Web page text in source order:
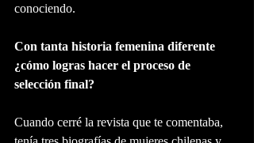
conociendo.
Con tanta historia femenina diferente
¿cómo logras hacer el proceso de
selección final?
Cuando cerré la revista que te comentaba,